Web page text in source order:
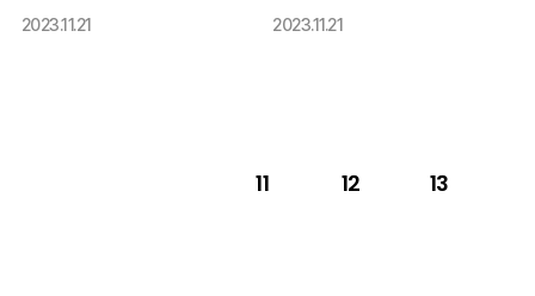
2023.11.21 2023.11.21
11 12 13